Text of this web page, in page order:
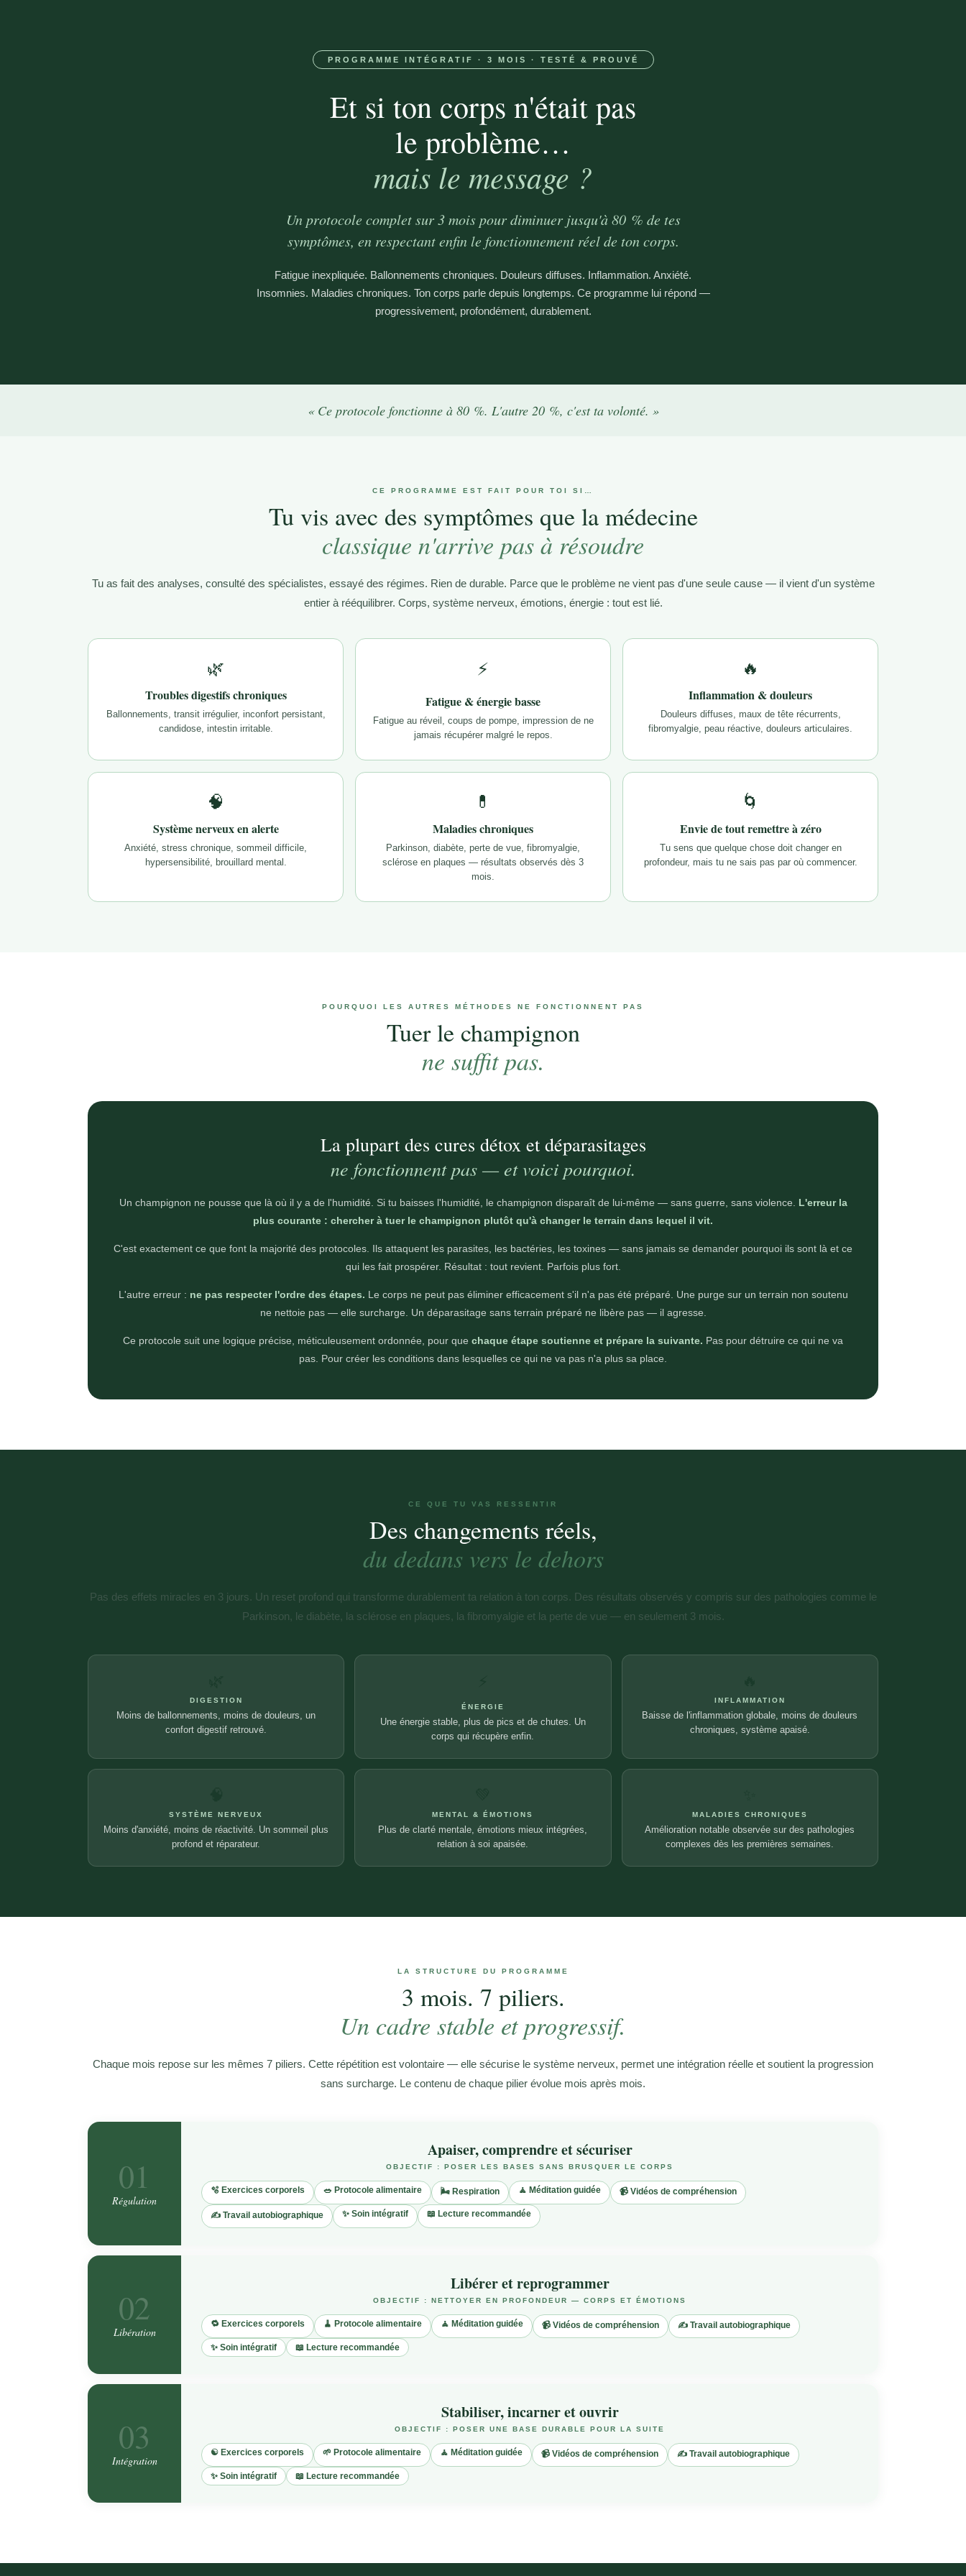
PROGRAMME INTÉGRATIF · 3 MOIS · TESTÉ & PROUVÉ
Et si ton corps n'était pas
le problème…
mais le message ?
Un protocole complet sur 3 mois pour diminuer jusqu'à 80 % de tes
symptômes, en respectant enfin le fonctionnement réel de ton corps.
Fatigue inexpliquée. Ballonnements chroniques. Douleurs diffuses. Inflammation. Anxiété.
Insomnies. Maladies chroniques. Ton corps parle depuis longtemps. Ce programme lui répond —
progressivement, profondément, durablement.
« Ce protocole fonctionne à 80 %. L'autre 20 %, c'est ta volonté. »
CE PROGRAMME EST FAIT POUR TOI SI…
Tu vis avec des symptômes que la médecine
classique n'arrive pas à résoudre
Tu as fait des analyses, consulté des spécialistes, essayé des régimes. Rien de durable. Parce que le problème ne vient pas d'une seule cause — il vient d'un système
entier à rééquilibrer. Corps, système nerveux, émotions, énergie : tout est lié.
🌿
Troubles digestifs chroniques
Ballonnements, transit irrégulier, inconfort persistant,
candidose, intestin irritable.
⚡
Fatigue & énergie basse
Fatigue au réveil, coups de pompe, impression de ne
jamais récupérer malgré le repos.
🔥
Inflammation & douleurs
Douleurs diffuses, maux de tête récurrents,
fibromyalgie, peau réactive, douleurs articulaires.
🧠
Système nerveux en alerte
Anxiété, stress chronique, sommeil difficile,
hypersensibilité, brouillard mental.
💊
Maladies chroniques
Parkinson, diabète, perte de vue, fibromyalgie,
sclérose en plaques — résultats observés dès 3
mois.
🌀
Envie de tout remettre à zéro
Tu sens que quelque chose doit changer en
profondeur, mais tu ne sais pas par où commencer.
POURQUOI LES AUTRES MÉTHODES NE FONCTIONNENT PAS
Tuer le champignon
ne suffit pas.
La plupart des cures détox et déparasitages
ne fonctionnent pas — et voici pourquoi.
Un champignon ne pousse que là où il y a de l'humidité. Si tu baisses l'humidité, le champignon disparaît de lui-même — sans guerre, sans violence. L'erreur la
plus courante : chercher à tuer le champignon plutôt qu'à changer le terrain dans lequel il vit.
C'est exactement ce que font la majorité des protocoles. Ils attaquent les parasites, les bactéries, les toxines — sans jamais se demander pourquoi ils sont là et ce
qui les fait prospérer. Résultat : tout revient. Parfois plus fort.
L'autre erreur : ne pas respecter l'ordre des étapes. Le corps ne peut pas éliminer efficacement s'il n'a pas été préparé. Une purge sur un terrain non soutenu
ne nettoie pas — elle surcharge. Un déparasitage sans terrain préparé ne libère pas — il agresse.
Ce protocole suit une logique précise, méticuleusement ordonnée, pour que chaque étape soutienne et prépare la suivante. Pas pour détruire ce qui ne va
pas. Pour créer les conditions dans lesquelles ce qui ne va pas n'a plus sa place.
CE QUE TU VAS RESSENTIR
Des changements réels,
du dedans vers le dehors
Pas des effets miracles en 3 jours. Un reset profond qui transforme durablement ta relation à ton corps. Des résultats observés y compris sur des pathologies comme le
Parkinson, le diabète, la sclérose en plaques, la fibromyalgie et la perte de vue — en seulement 3 mois.
DIGESTION
Moins de ballonnements, moins de douleurs, un
confort digestif retrouvé.
ÉNERGIE
Une énergie stable, plus de pics et de chutes. Un
corps qui récupère enfin.
INFLAMMATION
Baisse de l'inflammation globale, moins de douleurs
chroniques, système apaisé.
SYSTÈME NERVEUX
Moins d'anxiété, moins de réactivité. Un sommeil plus
profond et réparateur.
MENTAL & ÉMOTIONS
Plus de clarté mentale, émotions mieux intégrées,
relation à soi apaisée.
MALADIES CHRONIQUES
Amélioration notable observée sur des pathologies
complexes dès les premières semaines.
LA STRUCTURE DU PROGRAMME
3 mois. 7 piliers.
Un cadre stable et progressif.
Chaque mois repose sur les mêmes 7 piliers. Cette répétition est volontaire — elle sécurise le système nerveux, permet une intégration réelle et soutient la progression
sans surcharge. Le contenu de chaque pilier évolue mois après mois.
01
Régulation
Apaiser, comprendre et sécuriser
OBJECTIF : POSER LES BASES SANS BRUSQUER LE CORPS
🫧 Exercices corporels 🥗 Protocole alimentaire 🌬 Respiration 🧘 Méditation guidée 📹 Vidéos de compréhension
✍️ Travail autobiographique ✨ Soin intégratif 📖 Lecture recommandée
02
Libération
Libérer et reprogrammer
OBJECTIF : NETTOYER EN PROFONDEUR — CORPS ET ÉMOTIONS
🔁 Exercices corporels 🧹 Protocole alimentaire 🧘 Méditation guidée 📹 Vidéos de compréhension ✍️ Travail autobiographique
✨ Soin intégratif 📖 Lecture recommandée
03
Intégration
Stabiliser, incarner et ouvrir
OBJECTIF : POSER UNE BASE DURABLE POUR LA SUITE
☯️ Exercices corporels 🌱 Protocole alimentaire 🧘 Méditation guidée 📹 Vidéos de compréhension ✍️ Travail autobiographique
✨ Soin intégratif 📖 Lecture recommandée